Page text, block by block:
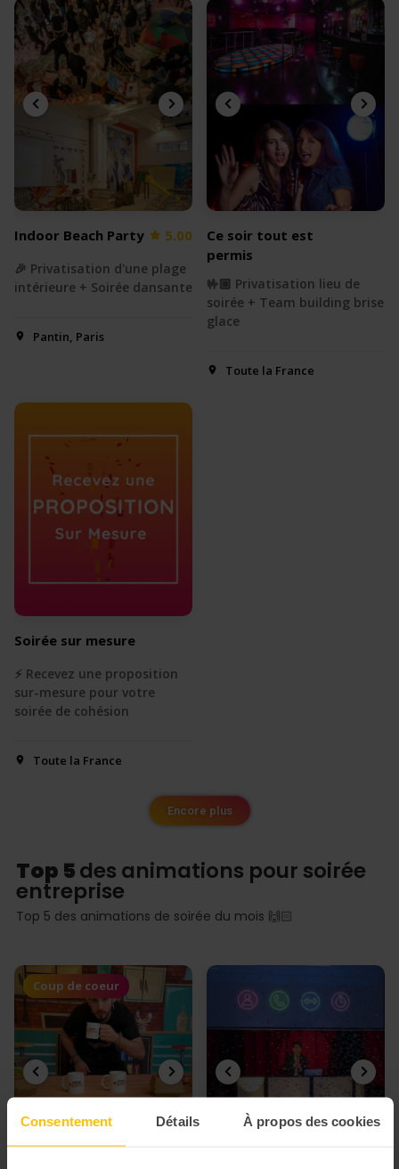
Consentement Détails À propos des cookies
Indoor Beach Party 5.00
🎉 Privatisation d'une plage
intérieure + Soirée dansante
Pantin, Paris
Ce soir tout est
permis
🤟🏼 Privatisation lieu de
soirée + Team building brise
glace
Toute la France
Soirée sur mesure
⚡️ Recevez une proposition
sur-mesure pour votre
soirée de cohésion
Toute la France
Encore plus
Top 5des animations pour soirée
entreprise
Top 5 des animations de soirée du mois 🙌🏻
Coup de coeur